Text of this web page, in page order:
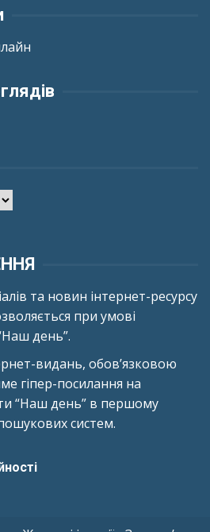
та новин інтернет-ресурсу
при умові
день”.
видань, обов’язковою
гіпер-посилання на
“Наш день” в першому
систем.